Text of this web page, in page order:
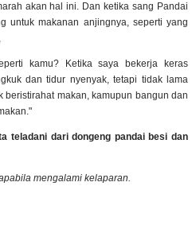
akan hal ini. Dan ketika sang Pandai
untuk makanan anjingnya, seperti yang
kamu? Ketika saya bekerja keras
dan tidur nyenyak, tetapi tidak lama
makan, kamupun bangun dan
teladani dari dongeng pandai besi dan
mengalami kelaparan.